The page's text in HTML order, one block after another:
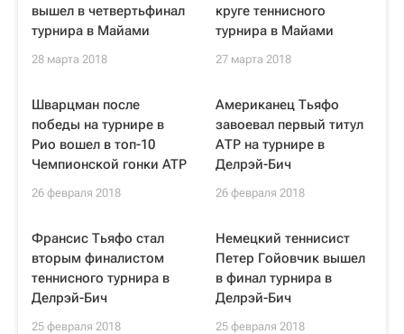
вышел в четвертьфинал
турнира в Майами
28 марта 2018
круге теннисного
турнира в Майами
27 марта 2018
Шварцман после
победы на турнире в
Рио вошел в топ-10
Чемпионской гонки ATP
26 февраля 2018
Американец Тьяфо
завоевал первый титул
АТР на турнире в
Делрэй-Бич
26 февраля 2018
Франсис Тьяфо стал
вторым финалистом
теннисного турнира в
Делрэй-Бич
25 февраля 2018
Немецкий теннисист
Петер Гойовчик вышел
в финал турнира в
Делрэй-Бич
25 февраля 2018